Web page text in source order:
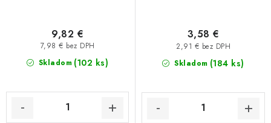
Skladom (102 ks)
7,98 € bez DPH
9,82 €
Skladom (184 ks)
2,91 € bez DPH
3,58 €